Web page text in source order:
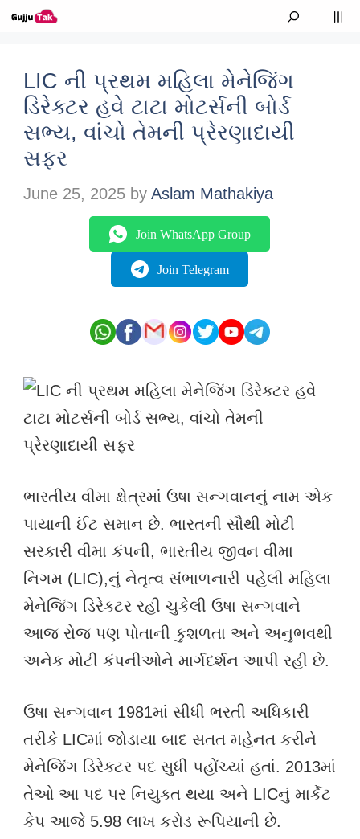
Skip to content
LIC ની પ્રથમ મહિલા મેનેજિંગ
ડિરેક્ટર હવે ટાટા મોટર્સની બોર્ડ
સભ્ય, વાંચો તેમની પ્રેરણાદાયી
સફર
June 25, 2025 by Aslam Mathakiya
Join WhatsApp Group
Join Telegram
ભારતીય વીમા ક્ષેત્રમાં ઉષા સન્ગવાનનું નામ એક
પાયાની ઈંટ સમાન છે. ભારતની સૌથી મોટી
સરકારી વીમા કંપની, ભારતીય જીવન વીમા
નિગમ (LIC),નું નેતૃત્વ સંભાળનારી પહેલી મહિલા
મેનેજિંગ ડિરેક્ટર રહી ચુકેલી ઉષા સન્ગવાને
આજ રોજ પણ પોતાની કુશળતા અને અનુભવથી
અનેક મોટી કંપનીઓને માર્ગદર્શન આપી રહી છે.
ઉષા સન્ગવાન 1981માં સીધી ભરતી અધિકારી
તરીકે LICમાં જોડાયા બાદ સતત મહેનત કરીને
મેનેજિંગ ડિરેક્ટર પદ સુધી પહોંચ્યાં હતાં. 2013માં
તેઓ આ પદ પર નિયુક્ત થયા અને LICનું માર્કેટ
કેપ આજે 5.98 લાખ કરોડ રૂપિયાની છે.